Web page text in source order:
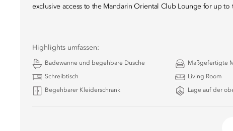
exclusive access to the Mandarin Oriental Club Lounge for up to
Highlights umfassen:
Badewanne und begehbare Dusche Maßgefertigte
Schreibtisch Living Room
Begehbarer Kleiderschrank Lage auf der